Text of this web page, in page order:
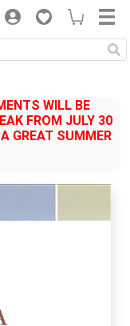
WILL BE
FROM JULY 30
GREAT SUMMER